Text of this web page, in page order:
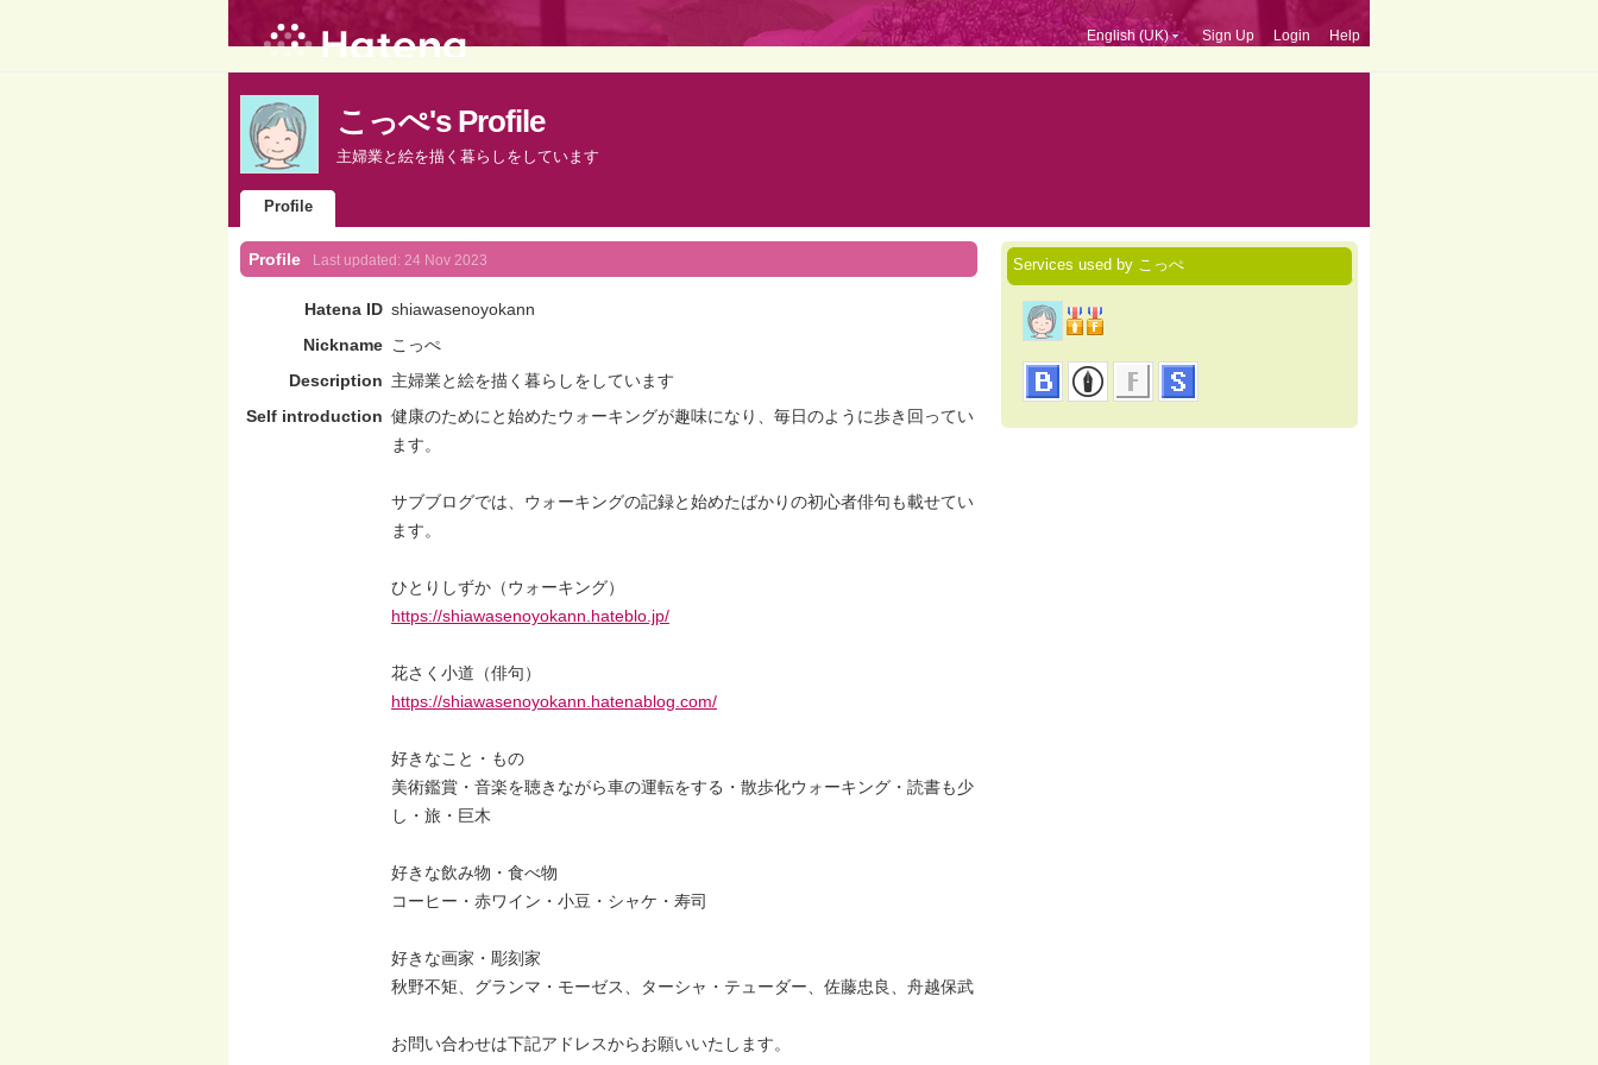
English (UK) Sign Up Login Help
こっぺ's Profile
主婦業と絵を描く暮らしをしています
Profile
Profile Last updated: 24 Nov 2023
Hatena ID shiawasenoyokann
Nickname こっぺ
Description 主婦業と絵を描く暮らしをしています
Self introduction 健康のためにと始めたウォーキングが趣味になり、毎日のように歩き回ってい
ます。
サブブログでは、ウォーキングの記録と始めたばかりの初心者俳句も載せてい
ます。
ひとりしずか（ウォーキング）
https://shiawasenoyokann.hateblo.jp/
花さく小道（俳句）
https://shiawasenoyokann.hatenablog.com/
好きなこと・もの
美術鑑賞・音楽を聴きながら車の運転をする・散歩化ウォーキング・読書も少
し・旅・巨木
好きな飲み物・食べ物
コーヒー・赤ワイン・小豆・シャケ・寿司
好きな画家・彫刻家
秋野不矩、グランマ・モーゼス、ターシャ・テューダー、佐藤忠良、舟越保武
お問い合わせは下記アドレスからお願いいたします。
Services used by こっぺ